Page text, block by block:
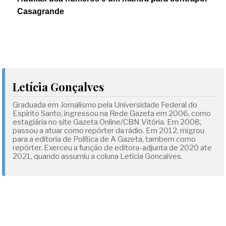
Casagrande
Letícia Gonçalves
Graduada em Jornalismo pela Universidade Federal do
Espírito Santo, ingressou na Rede Gazeta em 2006, como
estagiária no site Gazeta Online/CBN Vitória. Em 2008,
passou a atuar como repórter da rádio. Em 2012, migrou
para a editoria de Política de A Gazeta, tambem como
repórter. Exerceu a função de editora-adjunta de 2020 ate
2021, quando assumiu a coluna Letícia Goncalves.